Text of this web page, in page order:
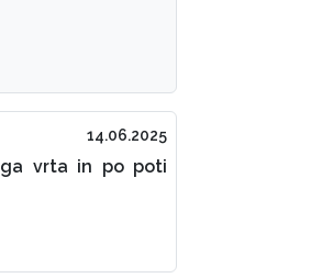
14.06.2025
vrta in po poti